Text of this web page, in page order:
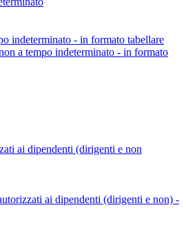
indeterminato - in formato tabellare
a tempo indeterminato - in formato
ai dipendenti (dirigenti e non
ai dipendenti (dirigenti e non) -